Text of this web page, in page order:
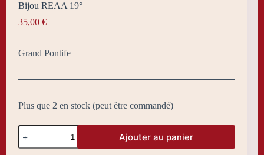
Bijou REAA 19°
35,00 €
Grand Pontife
Plus que 2 en stock (peut être commandé)
quantité
de
Bijou
Ajouter au panier